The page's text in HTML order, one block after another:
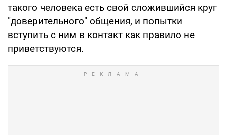
такого человека есть свой сложившийся круг
"доверительного" общения, и попытки
вступить с ним в контакт как правило не
приветствуются.